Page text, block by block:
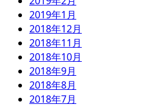
2019年1月
2018年12月
2018年11月
2018年10月
2018年9月
2018年8月
2018年7月